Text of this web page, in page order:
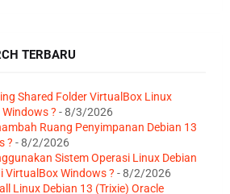
TERBARU
Shared Folder VirtualBox Linux
? - 8/3/2026
Ruang Penyimpanan Debian 13
? - 8/2/2026
Sistem Operasi Linux Debian
VirtualBox Windows ? - 8/2/2026
Linux Debian 13 (Trixie) Oracle